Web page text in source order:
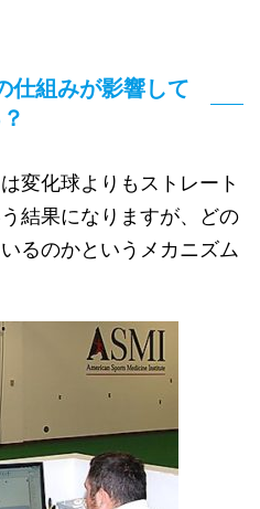
仕組みが影響して
変化球よりもストレート
結果になりますが、どの
るのかというメカニズム